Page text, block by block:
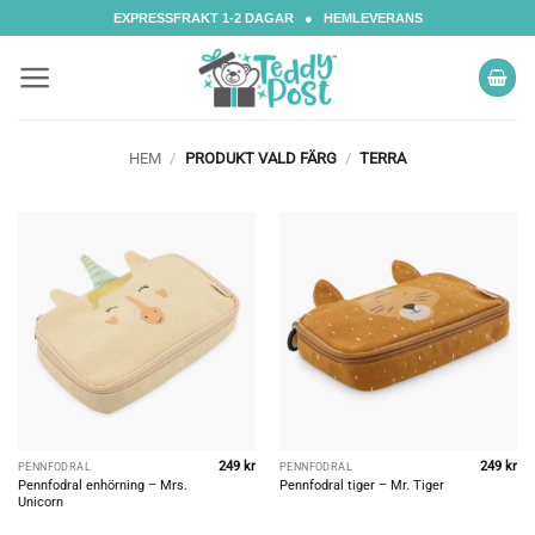
to
EXPRESSFRAKT 1-2 DAGAR ● HEMLEVERANS
HEM / PRODUKT VALD FÄRG / TERRA
PENNFODRAL
Pennfodral enhörning – Mrs.
Unicorn
249 kr PENNFODRAL
Pennfodral tiger – Mr. Tiger
249 kr